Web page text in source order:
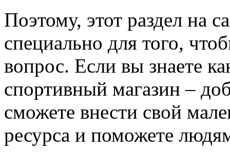
Поэтому, этот раздел на
специально для того,
вопрос. Если вы знаете
спортивный магазин –
сможете внести свой
ресурса и поможете